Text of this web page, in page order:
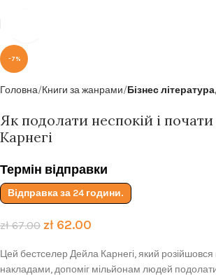
-7%
Головна Книги за жанрами Бізнес
Як подолати неспокій і
Карнегі
Термін відправки
Відправка за 24 години.
zł67.00 zł62.00
Цей бестселер Дейла Карнегі, який розійшовся
накладами, допоміг мільйонам людей